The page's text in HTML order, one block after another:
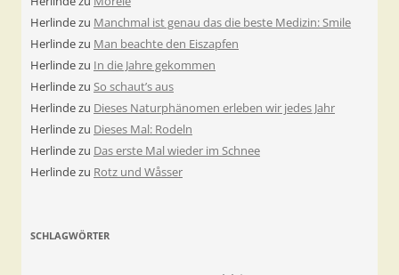
Herlindezu Manchmal ist genau das die beste Medizin: Smile
Herlindezu Man beachte den Eiszapfen
Herlindezu In die Jahre gekommen
Herlindezu So schaut’s aus
Herlindezu Dieses Naturphänomen erleben wir jedes Jahr
Herlindezu Dieses Mal: Rodeln
Herlindezu Das erste Mal wieder im Schnee
Herlindezu Rotz und Wåsser
SCHLAGWÖRTER